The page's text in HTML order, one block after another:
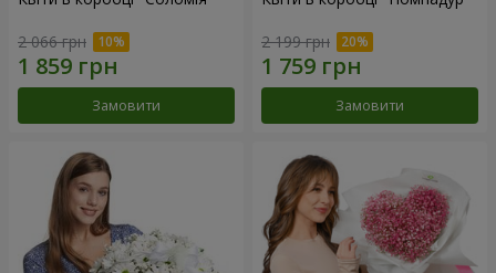
2 066 грн
Замовити
2 199 грн
Замовити